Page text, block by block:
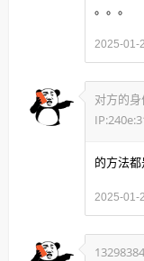
。。。
2025-01-
的方法都
2025-01-